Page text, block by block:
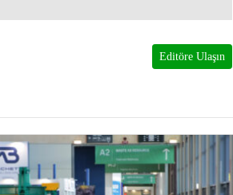
Editöre Ulaşın